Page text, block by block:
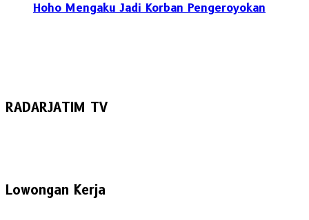
Hoho Mengaku Jadi Korban Pengeroyokan
RADARJATIM TV
Lowongan Kerja